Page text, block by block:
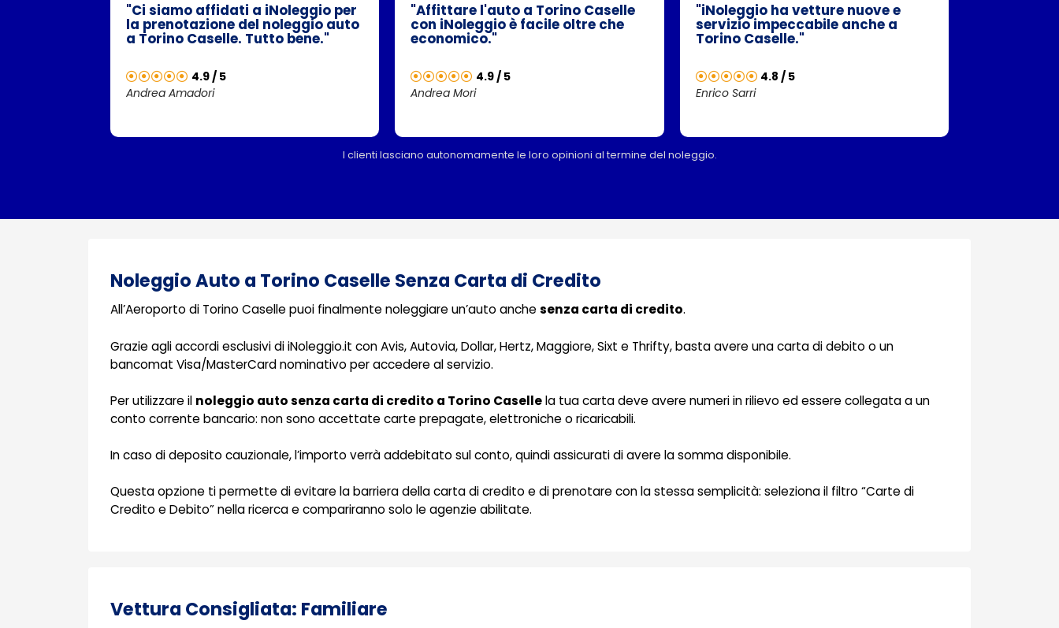
"Ci siamo affidati a iNoleggio per
la prenotazione del noleggio auto
a Torino Caselle. Tutto bene."
4.9 / 5
Andrea Amadori
"Affittare l'auto a Torino Caselle
con iNoleggio è facile oltre che
economico."
4.9 / 5
Andrea Mori
"iNoleggio ha vetture nuove e
servizio impeccabile anche a
Torino Caselle."
4.8 / 5
Enrico Sarri
I clienti lasciano autonomamente le loro opinioni al termine del noleggio.
Noleggio Auto a Torino Caselle Senza Carta di Credito
All’Aeroporto di Torino Caselle puoi finalmente noleggiare un’auto anchesenza carta di credito.
Grazie agli accordi esclusivi di iNoleggio.it con Avis, Autovia, Dollar, Hertz, Maggiore, Sixt e Thrifty, basta avere una carta di debito o un
bancomat Visa/MasterCard nominativo per accedere al servizio.
Per utilizzare il noleggio auto senza carta di credito a Torino Casellela tua carta deve avere numeri in rilievo ed essere collegata a un
conto corrente bancario: non sono accettate carte prepagate, elettroniche o ricaricabili.
In caso di deposito cauzionale, l’importo verrà addebitato sul conto, quindi assicurati di avere la somma disponibile.
Questa opzione ti permette di evitare la barriera della carta di credito e di prenotare con la stessa semplicità: seleziona il filtro “Carte di
Credito e Debito” nella ricerca e compariranno solo le agenzie abilitate.
Vettura Consigliata: Familiare